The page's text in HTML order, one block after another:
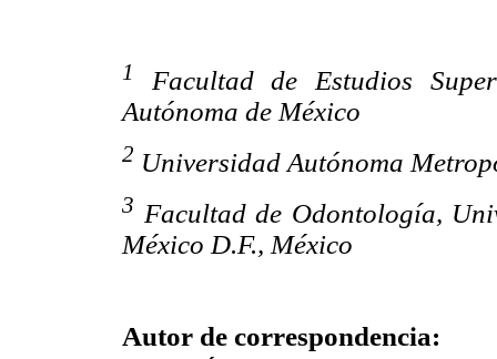
1
Facultad de Estudios
Autónoma de México
2 Universidad Autónoma
3 Facultad de Odontología,
México D.F., México
Autor de correspondencia: